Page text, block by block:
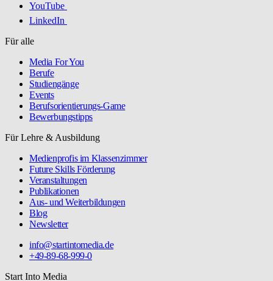
YouTube
LinkedIn
Für alle
Media For You
Berufe
Studiengänge
Events
Berufsorientierungs-Game
Bewerbungstipps
Für Lehre & Ausbildung
Medienprofis im Klassenzimmer
Future Skills Förderung
Veranstaltungen
Publikationen
Aus- und Weiterbildungen
Blog
Newsletter
info@startintomedia.de
+49-89-68-999-0
Start Into Media